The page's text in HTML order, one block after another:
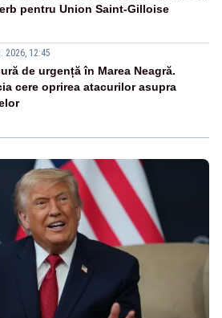
pentru Union Saint-Gilloise
2026, 12:45
de urgență în Marea Neagră.
cere oprirea atacurilor asupra